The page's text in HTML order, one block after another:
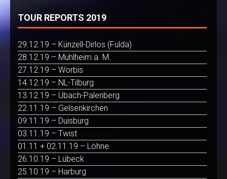
TOUR REPORTS 2019
29.12.19 – Künzell-Dirlos (Fulda)
28.12.19 – Mühlheim a. M.
27.12.19 – Worbis
14.12.19 – NL-Tilburg
13.12.19 – Übach-Palenberg
22.11.19 – Gelsenkirchen
09.11.19 – Duisburg
03.11.19 – Twist
01.11 + 02.11.19 – Löhne
26.10.19 – Lübeck
25.10.19 – Harburg